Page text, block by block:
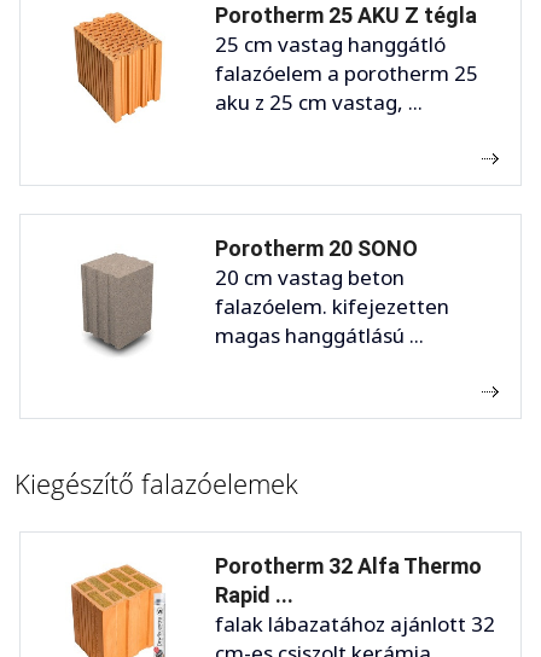
Porotherm 25 AKU Z tégla
25 cm vastag hanggátló
falazóelem a porotherm 25
aku z 25 cm vastag, ...
Porotherm 20 SONO
20 cm vastag beton
falazóelem. kifejezetten
magas hanggátlású ...
Kiegészítő falazóelemek
Porotherm 32 Alfa Thermo
Rapid ...
falak lábazatához ajánlott 32